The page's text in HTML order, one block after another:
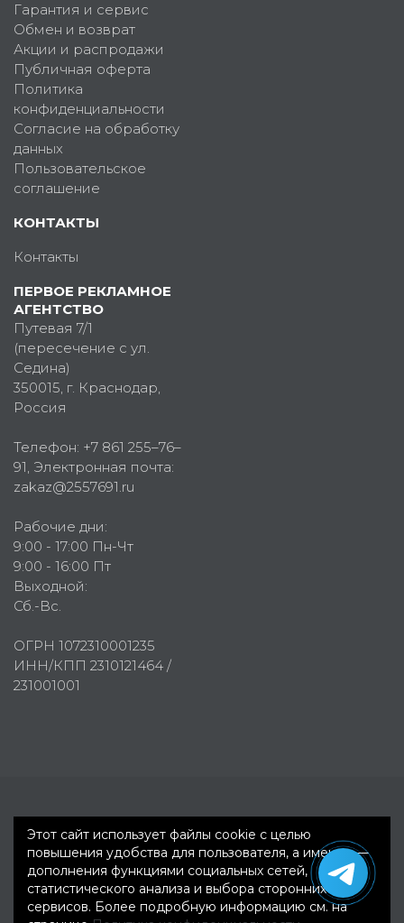
Гарантия и сервис
Обмен и возврат
Акции и распродажи
Публичная оферта
Политика
конфиденциальности
Согласие на обработку
данных
Пользовательское
соглашение
КОНТАКТЫ
Контакты
ПЕРВОЕ РЕКЛАМНОЕ
АГЕНТСТВО
Путевая 7/1
(пересечение с ул.
Седина)
350015, г. Краснодар,
Россия
Телефон: +7 861 255–76–
91, Электронная почта:
zakaz@2557691.ru
Рабочие дни:
9:00 - 17:00 Пн-Чт
9:00 - 16:00 Пт
Выходной:
Сб.-Вс.
ОГРН 1072310001235
ИНН/КПП 2310121464 /
231001001
Этот сайт использует файлы cookie с целью
повышения удобства для пользователя, а именно —
дополнения функциями социальных сетей,
статистического анализа и выбора сторонних
сервисов. Более подробную информацию см. на